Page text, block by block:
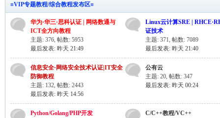
习
≡VIP专题教程/综合教程发布区≡
华为·华三·思科认证 | 网络数通与
ICT全方向教程
主题: 376, 帖数: 5953
最后发表: 昨天 21:49
Linux云计算SRE |
证技术
主题: 371, 帖数: 7089
最后发表: 昨天 21:40
信息安全·网络安全技术认证|IT安全
防御教程
主题: 132, 帖数: 2443
最后发表: 昨天 14:56
公有云
主题: 20, 帖数: 347
最后发表: 昨天 00:24
Python/Golang/PHP开发
C/C++教程/VC++